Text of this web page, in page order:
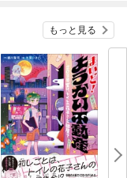
もっと見る